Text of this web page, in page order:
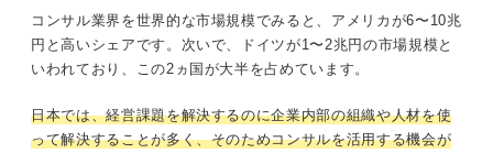
コンサル業界を世界的な市場規模でみると、アメリカが6〜10兆
円と高いシェアです。次いで、ドイツが1〜2兆円の市場規模と
いわれており、この2ヵ国が大半を占めています。
日本では、経営課題を解決するのに企業内部の組織や人材を使
って解決することが多く、そのためコンサルを活用する機会が